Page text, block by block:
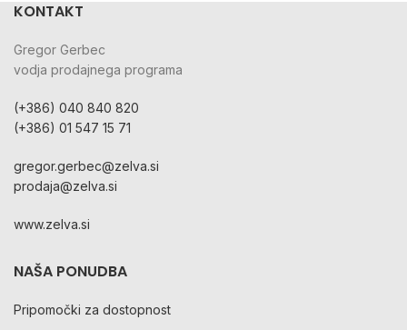
KONTAKT
Gregor Gerbec
vodja prodajnega programa
(+386) 040 840 820
(+386) 01 547 15 71
gregor.gerbec@zelva.si
prodaja@zelva.si
www.zelva.si
NAŠA PONUDBA
Pripomočki za dostopnost